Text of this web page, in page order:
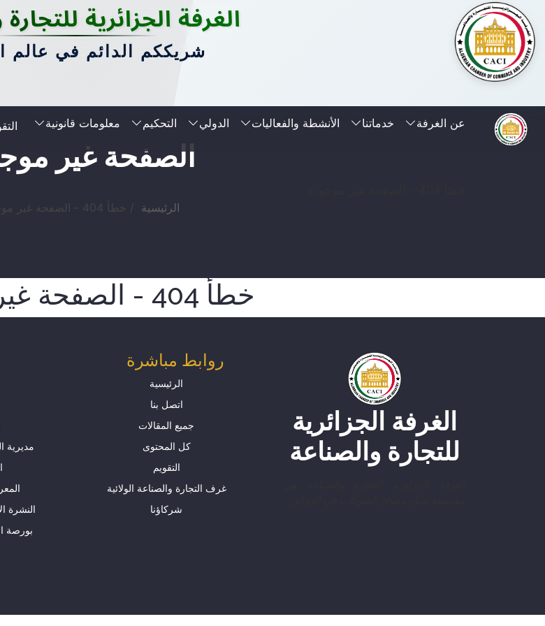
الغرفة الجزائرية
شريككم الدائم في عالم
عن الغرفة خدماتنا الأنشطة والفعاليات الدولي التحكيم معلومات قانونية
الصفحة غير
الرئيسية
خطأ 404 - الصفحة غير موجودة
خطأ 404 - الصفحة غير موجودة
الغرفة الجزائرية
للتجارة والصناعة
روابط مباشرة
الرئيسية
اتصل بنا
جميع المقالات
كل المحتوى
التقويم
غرف التجارة والصناعة الولائية
شركاؤنا
مديرية
النشرة
بورصة